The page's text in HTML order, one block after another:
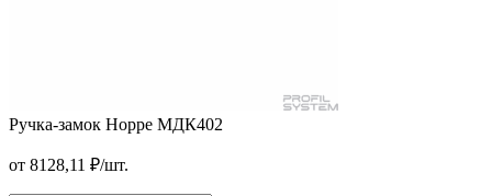
Стойка три грани
от2110,00₽/м2
Ручка-замок Hoppe МДК402
от 8128,11 ₽/шт.